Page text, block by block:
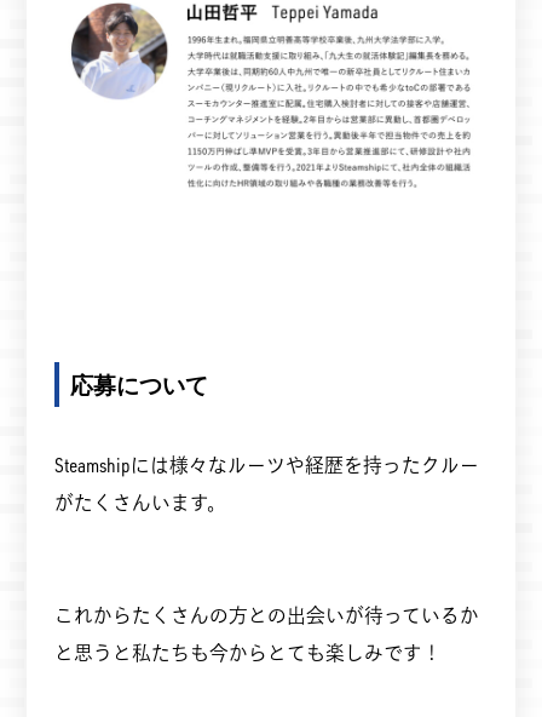
応募について
Steamshipには様々なルーツや経歴を持ったクルー
がたくさんいます。
これからたくさんの方との出会いが待っているか
と思うと私たちも今からとても楽しみです！